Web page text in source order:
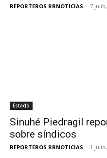
REPORTEROS RRNOTICIAS - 7
Estado
Sinuhé Piedragil
sobre síndicos
REPORTEROS RRNOTICIAS - 1